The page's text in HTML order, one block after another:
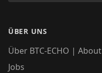
ÜBER UNS
Über BTC-ECHO | About
Jobs